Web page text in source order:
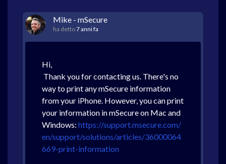
Mike - mSecure
ha detto7 anni fa
Hi,
Thank you for contacting us. There's no
way to print any mSecure information
from your iPhone. However, you can print
your information in mSecure on Mac and
Windows: https://support.msecure.com/
en/support/solutions/articles/36000064
669-print-information